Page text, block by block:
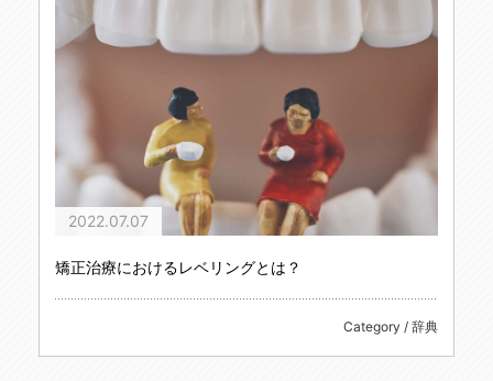
2022.07.07
矯正治療におけるレベリングとは？
Category / 辞典